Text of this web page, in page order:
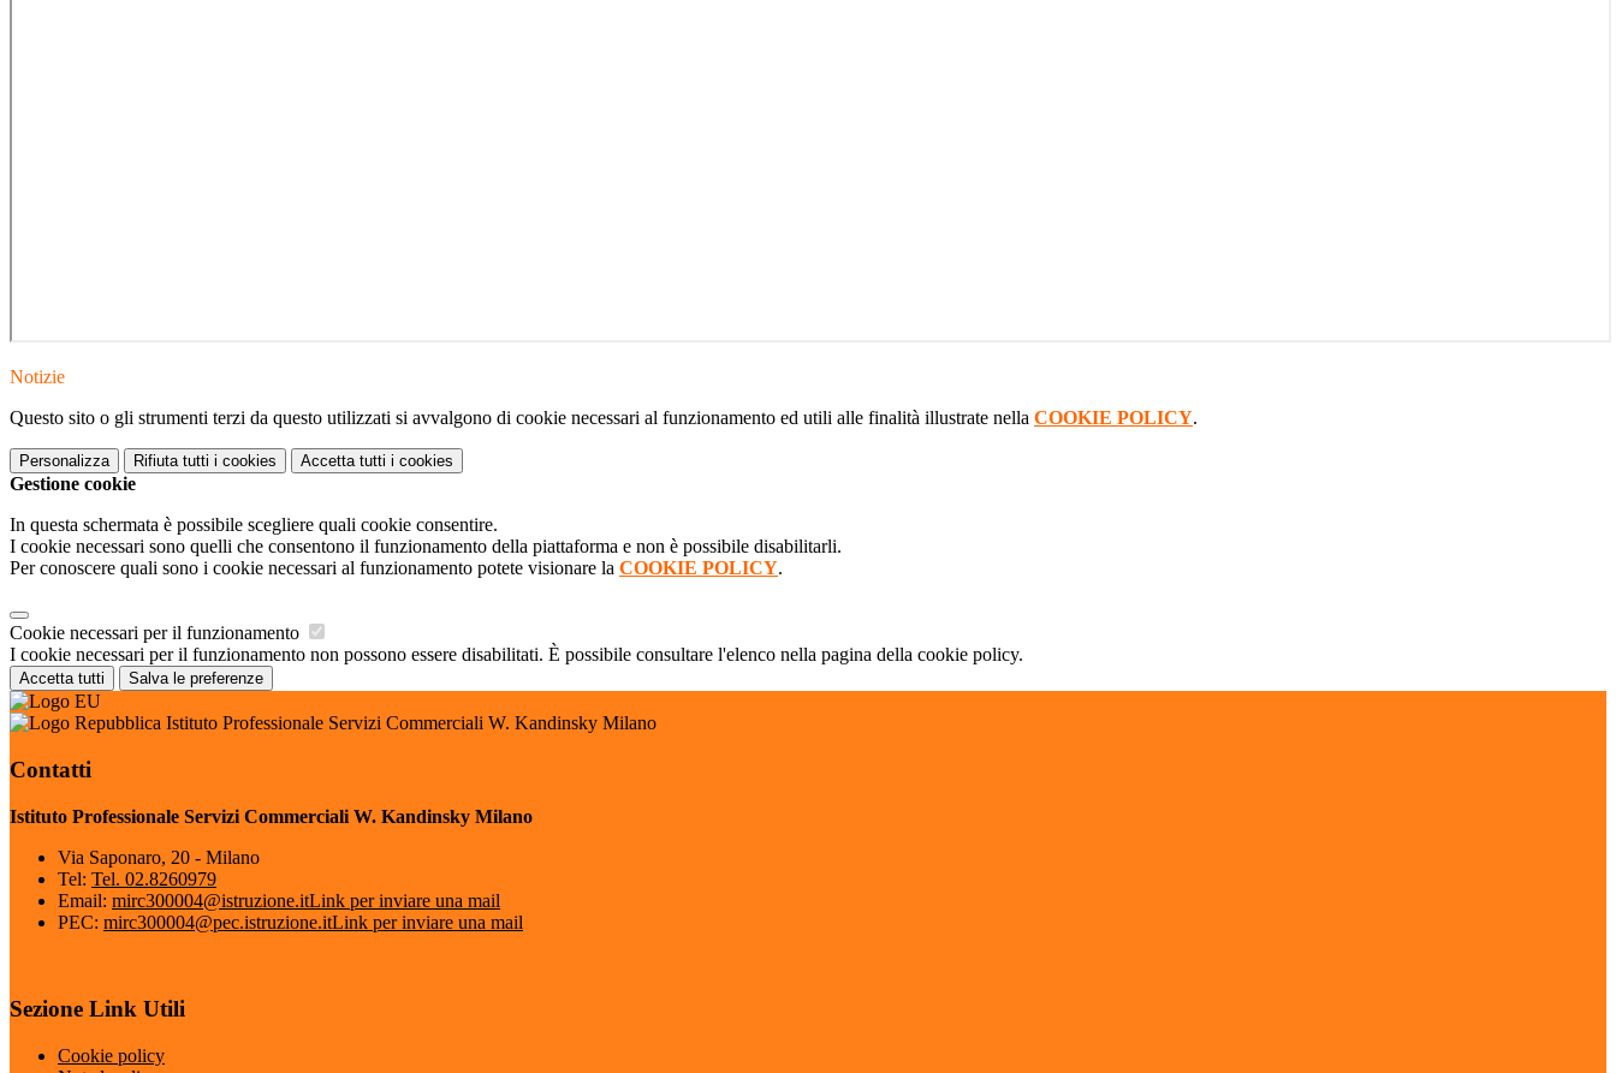
Notizie
Questo sito o gli strumenti terzi da questo utilizzati si avvalgono di cookie necessari al funzionamento ed utili alle finalità illustrate nella COOKIE POLICY.
Personalizza Rifiuta tutti i cookies Accetta tutti i cookies
Gestione cookie
In questa schermata è possibile scegliere quali cookie consentire.
I cookie necessari sono quelli che consentono il funzionamento della piattaforma e non è possibile disabilitarli.
Per conoscere quali sono i cookie necessari al funzionamento potete visionare la COOKIE POLICY.
Cookie necessari per il funzionamento
I cookie necessari per il funzionamento non possono essere disabilitati. È possibile consultare l'elenco nella pagina della cookie policy.
Accetta tutti Salva le preferenze
Istituto Professionale Servizi Commerciali W. Kandinsky Milano
Contatti
Istituto Professionale Servizi Commerciali W. Kandinsky Milano
Via Saponaro, 20 - Milano
Tel: Tel. 02.8260979
Email: mirc300004@istruzione.itLink per inviare una mail
PEC: mirc300004@pec.istruzione.itLink per inviare una mail
Sezione Link Utili
Cookie policy